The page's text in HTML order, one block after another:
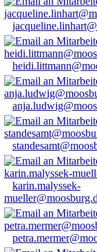
karin.malyssek-